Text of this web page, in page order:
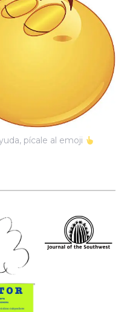
pícale al emoji